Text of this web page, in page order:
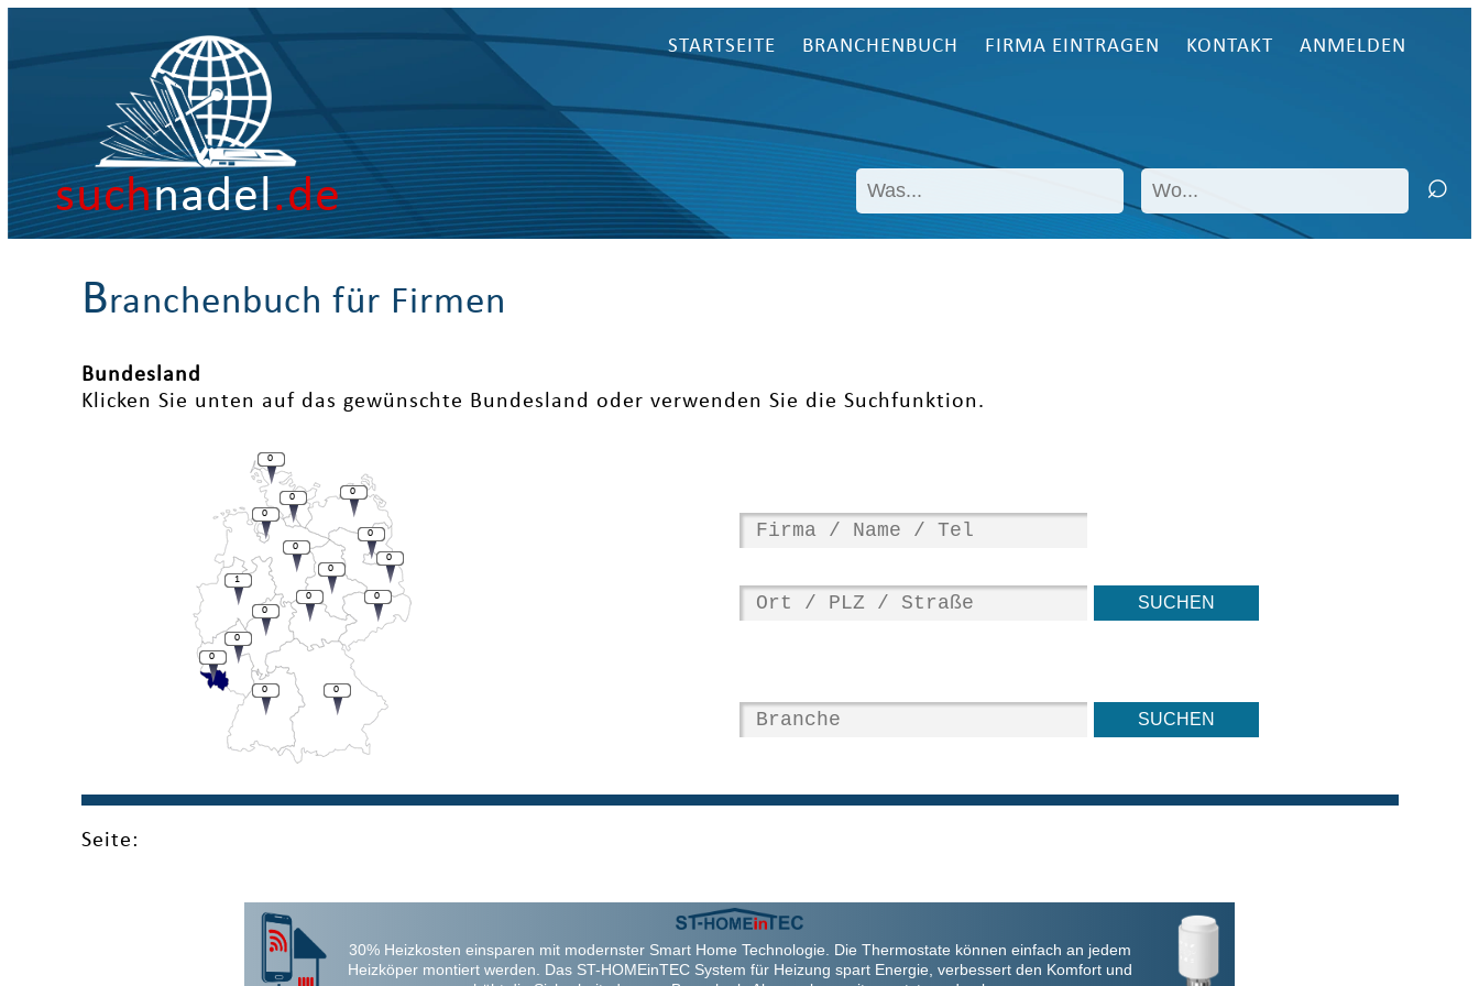
suchnadel.de
STARTSEITE BRANCHENBUCH FIRMA EINTRAGEN KONTAKT ANMELDEN
Branchenbuch für Firmen
Bundesland
Klicken Sie unten auf das gewünschte Bundesland oder verwenden Sie die Suchfunktion.
0
0
1
0
0
0
0
0
0
0
0
0
0
0
0
0
Seite:
30% Heizkosten einsparen mit modernster Smart Home Technologie. Die Thermostate können einfach an jedem
Heizköper montiert werden. Das ST-HOMEinTEC System für Heizung spart Energie, verbessert den Komfort und